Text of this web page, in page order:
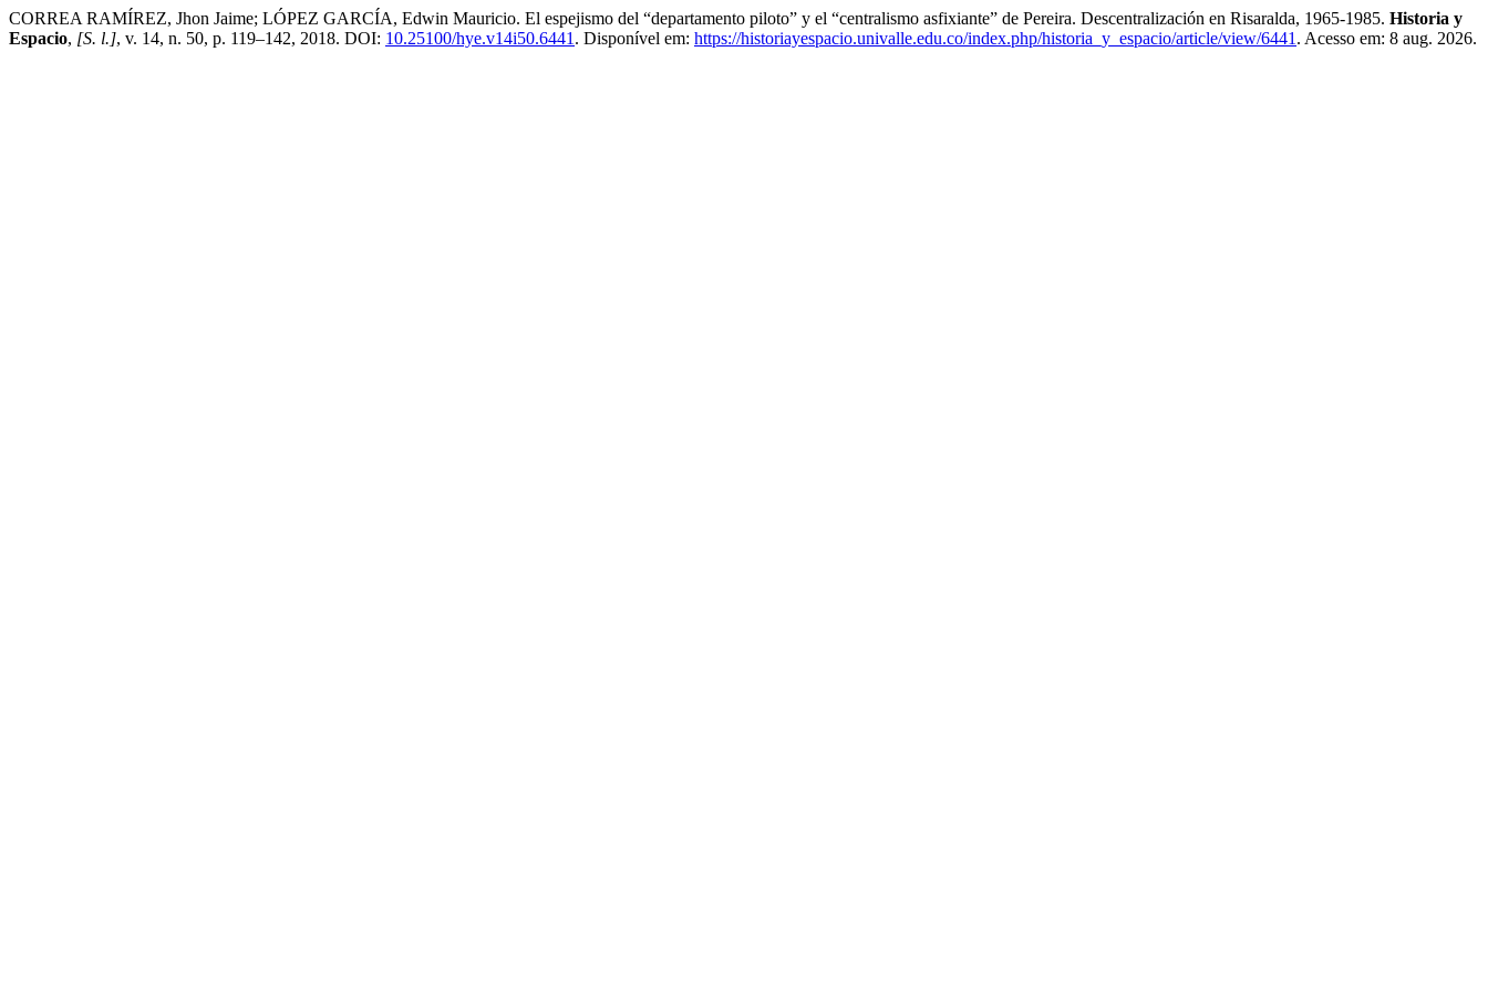
CORREA RAMÍREZ, Jhon Jaime; LÓPEZ GARCÍA, Edwin Mauricio. El espejismo del “departamento piloto” y el “centralismo asfixiante” de Pereira. Descentralización en Risaralda, 1965-1985. Historia y
Espacio, [S. l.], v. 14, n. 50, p. 119–142, 2018. DOI: 10.25100/hye.v14i50.6441 . Disponível em: https://historiayespacio.univalle.edu.co/index.php/historia_y_espacio/article/view/6441 . Acesso em: 8 aug. 2026.